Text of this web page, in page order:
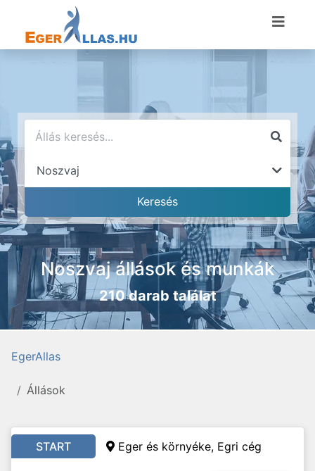
Noszvaj állások és munkák
210 darab találat
EgerAllas
Állások
START Eger és környéke, Egri cég